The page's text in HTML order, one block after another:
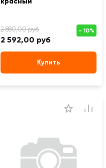
2 592,00 руб
Купить